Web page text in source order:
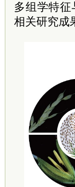
多组学特
相关研究成